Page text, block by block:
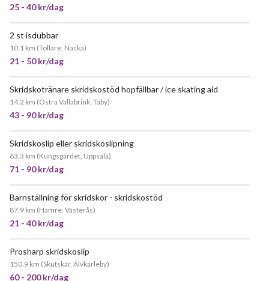
25 - 40 kr/dag
2 st isdubbar
10.1 km (Tollare, Nacka)
21 - 50 kr/dag
Skridskotränare skridskostöd hopfällbar / ice skating aid
14.2 km (Östra Vallabrink, Täby)
43 - 90 kr/dag
Skridskoslip eller skridskoslipning
63.3 km (Kungsgärdet, Uppsala)
71 - 90 kr/dag
Barnställning för skridskor - skridskostöd
87.9 km (Hamre, Västerås)
21 - 40 kr/dag
Prosharp skridskoslip
150.9 km (Skutskär, Älvkarleby)
60 - 200 kr/dag